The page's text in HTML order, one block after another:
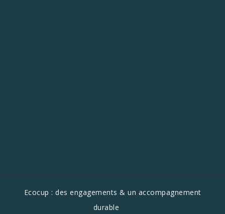
Ecocup : des engagements & un accompagnement
durable